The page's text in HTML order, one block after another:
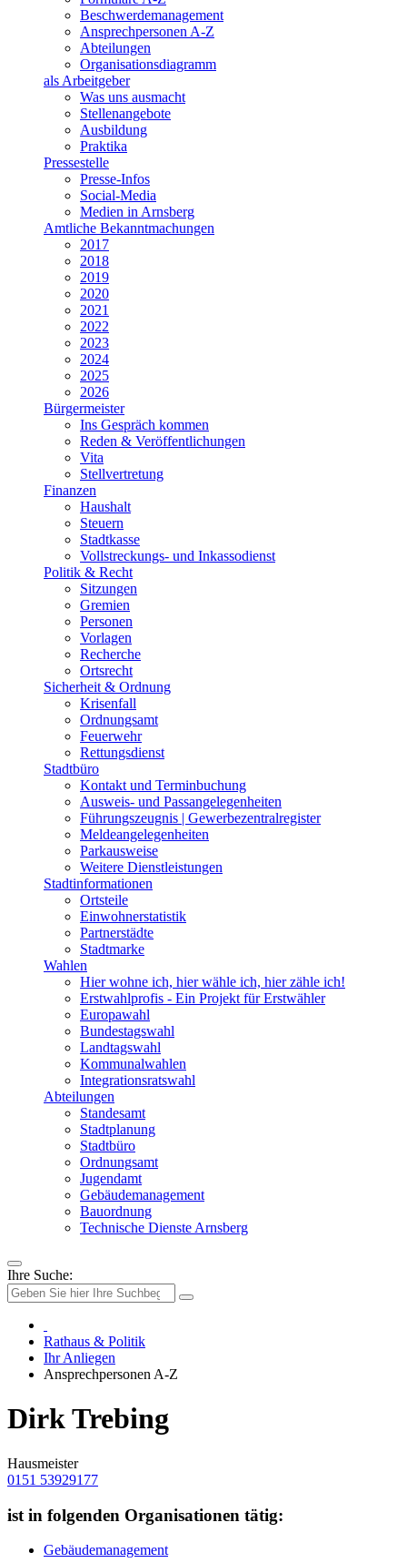
Beschwerdemanagement
Ansprechpersonen A-Z
Abteilungen
Organisationsdiagramm
als Arbeitgeber
Was uns ausmacht
Stellenangebote
Ausbildung
Praktika
Pressestelle
Presse-Infos
Social-Media
Medien in Arnsberg
Amtliche Bekanntmachungen
2017
2018
2019
2020
2021
2022
2023
2024
2025
2026
Bürgermeister
Ins Gespräch kommen
Reden & Veröffentlichungen
Vita
Stellvertretung
Finanzen
Haushalt
Steuern
Stadtkasse
Vollstreckungs- und Inkassodienst
Politik & Recht
Sitzungen
Gremien
Personen
Vorlagen
Recherche
Ortsrecht
Sicherheit & Ordnung
Krisenfall
Ordnungsamt
Feuerwehr
Rettungsdienst
Stadtbüro
Kontakt und Terminbuchung
Ausweis- und Passangelegenheiten
Führungszeugnis | Gewerbezentralregister
Meldeangelegenheiten
Parkausweise
Weitere Dienstleistungen
Stadtinformationen
Ortsteile
Einwohnerstatistik
Partnerstädte
Stadtmarke
Wahlen
Hier wohne ich, hier wähle ich, hier zähle ich!
Erstwahlprofis - Ein Projekt für Erstwähler
Europawahl
Bundestagswahl
Landtagswahl
Kommunalwahlen
Integrationsratswahl
Abteilungen
Standesamt
Stadtplanung
Stadtbüro
Ordnungsamt
Jugendamt
Gebäudemanagement
Bauordnung
Technische Dienste Arnsberg
Ihre Suche:
Rathaus & Politik
Ihr Anliegen
Ansprechpersonen A-Z
Dirk Trebing
Hausmeister
0151 53929177
ist in folgenden Organisationen tätig:
Gebäudemanagement